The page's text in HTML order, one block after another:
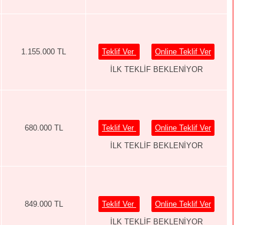
1.155.000 TL Teklif Ver
Online Teklif Ver
İLK TEKLİF BEKLENİYOR
680.000 TL Teklif Ver
Online Teklif Ver
İLK TEKLİF BEKLENİYOR
849.000 TL Teklif Ver
Online Teklif Ver
İLK TEKLİF BEKLENİYOR